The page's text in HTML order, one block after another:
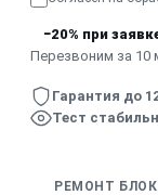
−20% при
Перезвоним за 10
Гарантия до
Тест
РЕМОНТ